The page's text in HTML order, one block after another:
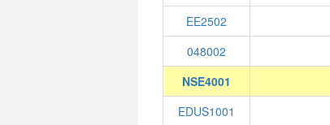
EE2502
048002
NSE4001
EDUS1001